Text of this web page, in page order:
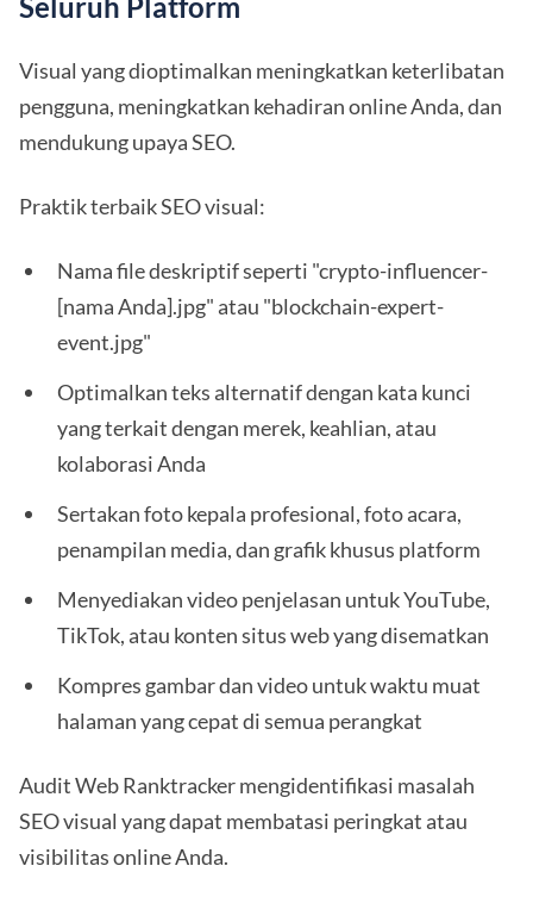
Visual yang dioptimalkan meningkatkan keterlibatan
pengguna, meningkatkan kehadiran online Anda, dan
mendukung upaya SEO.
Praktik terbaik SEO visual:
Nama file deskriptif seperti "crypto-influencer-
[nama Anda].jpg" atau "blockchain-expert-
event.jpg"
Optimalkan teks alternatif dengan kata kunci
yang terkait dengan merek, keahlian, atau
kolaborasi Anda
Sertakan foto kepala profesional, foto acara,
penampilan media, dan grafik khusus platform
Menyediakan video penjelasan untuk YouTube,
TikTok, atau konten situs web yang disematkan
Kompres gambar dan video untuk waktu muat
halaman yang cepat di semua perangkat
Audit Web Ranktracker mengidentifikasi masalah
SEO visual yang dapat membatasi peringkat atau
visibilitas online Anda.